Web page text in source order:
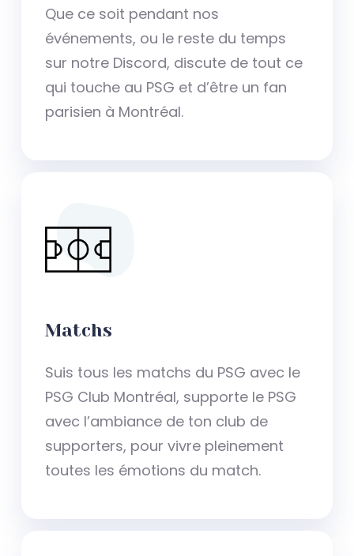
Que ce soit pendant nos
événements, ou le reste du temps
sur notre Discord, discute de tout ce
qui touche au PSG et d’être un fan
parisien à Montréal.
Matchs
Suis tous les matchs du PSG avec le
PSG Club Montréal, supporte le PSG
avec l’ambiance de ton club de
supporters, pour vivre pleinement
toutes les émotions du match.